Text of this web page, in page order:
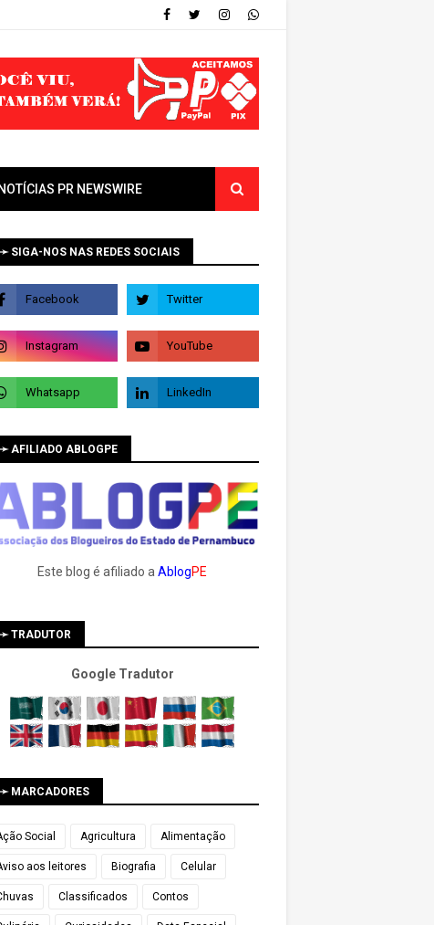
NOTÍCIAS PR NEWSWIRE
➛ SIGA-NOS NAS REDES SOCIAIS
➛ AFILIADO ABLOGPE
Este blog é afiliado a AblogPE
➛ TRADUTOR
Google Tradutor
➛ MARCADORES
Social Agricultura Alimentação
aos leitores Biografia Celular
Classificados Contos